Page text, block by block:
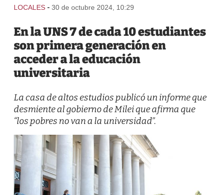
LOCALES - 30 de octubre 2024, 10:29
En la UNS 7 de cada 10 estudiantes
son primera generación en
acceder a la educación
universitaria
La casa de altos estudios publicó un informe que
desmiente al gobierno de Milei que afirma que
“los pobres no van a la universidad”.